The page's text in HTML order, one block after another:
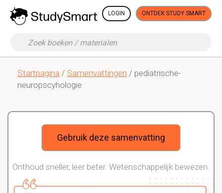
LOGIN ONTDEK STUDY SMART
Startpagina / Samenvattingen / pediatrische-
neuropscyhologie
Gebruik deze samenvatting
Onthoud sneller, leer beter. Wetenschappelijk bewezen.